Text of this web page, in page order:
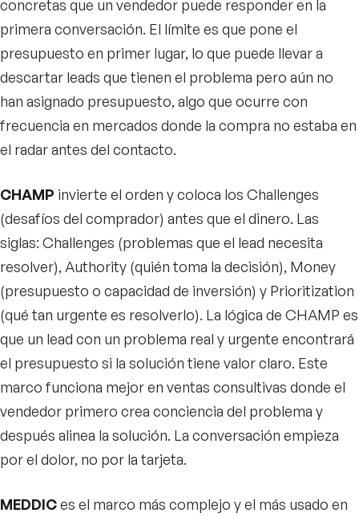
concretas que un vendedor puede responder en la
primera conversación. El límite es que pone el
presupuesto en primer lugar, lo que puede llevar a
descartar leads que tienen el problema pero aún no
han asignado presupuesto, algo que ocurre con
frecuencia en mercados donde la compra no estaba en
el radar antes del contacto.
CHAMP invierte el orden y coloca los Challenges
(desafíos del comprador) antes que el dinero. Las
siglas: Challenges (problemas que el lead necesita
resolver), Authority (quién toma la decisión), Money
(presupuesto o capacidad de inversión) y Prioritization
(qué tan urgente es resolverlo). La lógica de CHAMP es
que un lead con un problema real y urgente encontrará
el presupuesto si la solución tiene valor claro. Este
marco funciona mejor en ventas consultivas donde el
vendedor primero crea conciencia del problema y
después alinea la solución. La conversación empieza
por el dolor, no por la tarjeta.
MEDDICes el marco más complejo y el más usado en